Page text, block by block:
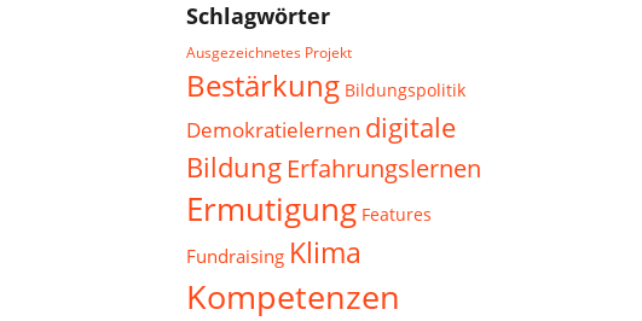
Schlagwörter
Ausgezeichnetes Projekt
Bestärkung Bildungspolitik
Demokratielernen digitale
Bildung Erfahrungslernen
Ermutigung Features
Fundraising Klima
Kompetenzen